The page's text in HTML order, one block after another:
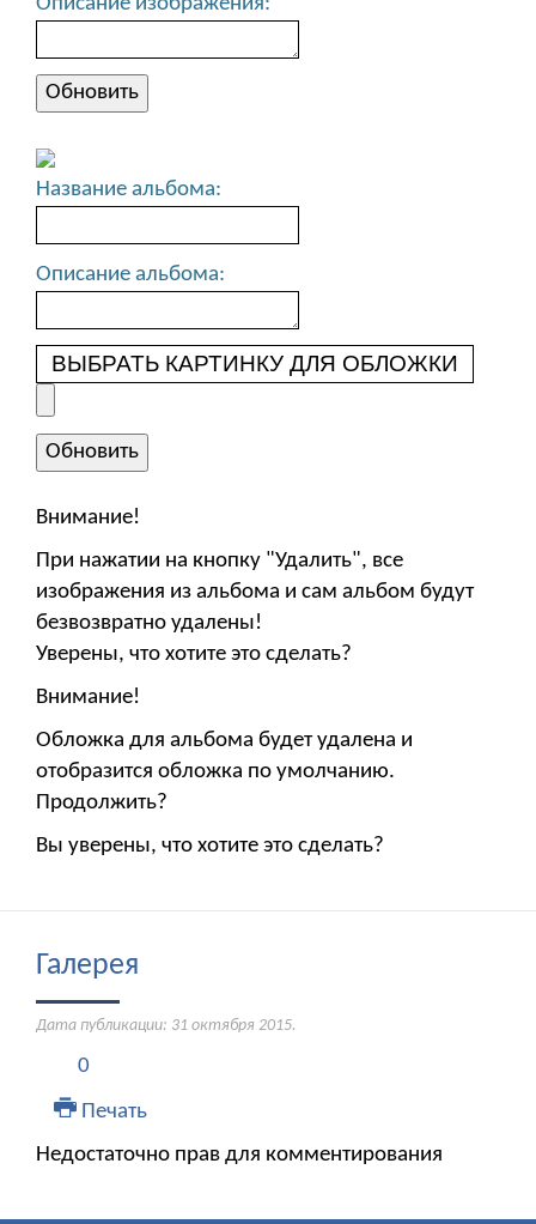
Название альбома:
Описание альбома:
ВЫБРАТЬ КАРТИНКУ ДЛЯ ОБЛОЖКИ
Внимание!
При нажатии на кнопку "Удалить", все
изображения из альбома и сам альбом будут
безвозвратно удалены!
Уверены, что хотите это сделать?
Внимание!
Обложка для альбома будет удалена и
отобразится обложка по умолчанию.
Продолжить?
Вы уверены, что хотите это сделать?
Галерея
Дата публикации: 31 октября 2015.
0
Печать
Недостаточно прав для комментирования